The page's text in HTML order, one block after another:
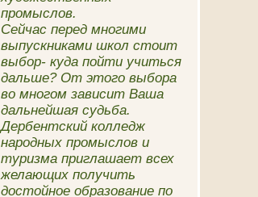
промыслов.
Сейчас перед многими
выпускниками школ стоит
выбор- куда пойти учиться
дальше? От этого выбора
во многом зависит Ваша
дальнейшая судьба.
Дербентский колледж
народных промыслов и
туризма приглашает всех
желающих получить
достойное образование по